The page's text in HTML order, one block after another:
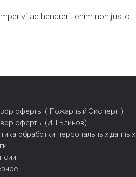
vitae hendrerit enim non justo.
оферты ("Пожарный Эксперт")
оферты (ИП Блинов)
обработки персональных данных